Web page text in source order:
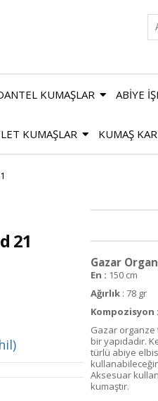
KUMAŞLAR ABİYE
KUMAŞLAR KUMAŞ
21
Gazar
En : 150 cm
Ağırlık : 78 gr
Kompozisyon :
Gazar organze
bir yapıdadır.
türlü abiye
Aksesuar
kumaştır.